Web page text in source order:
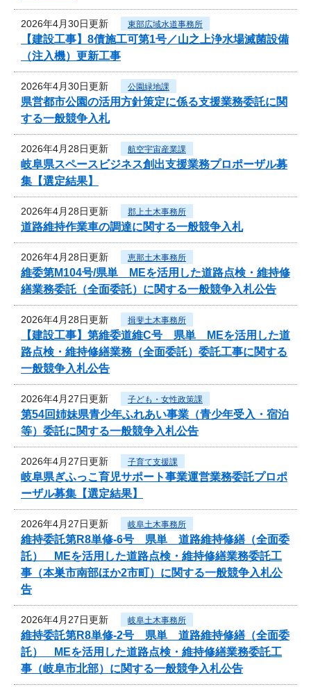
2026年4月30日更新 東部広域水道事務所
【建設工事】8債施工可第1号／山之上浄水場滅菌設備
（注入機）更新工事
2026年4月30日更新 公園緑地課
県営都市公園の活用方針策定に係る支援業務委託に関
する一般競争入札
2026年4月28日更新 航空宇宙産業課
岐阜県スペースビジネス創出支援業務プロポーザル募
集【選定結果】
2026年4月28日更新 郡上土木事務所
道路維持作業車の調達に関する一般競争入札
2026年4月28日更新 恵那土木事務所
維委第M104号/県単 MEを活用した道路点検・維持修
繕業務委託（全面委託）に関する一般競争入札公告
2026年4月28日更新 揖斐土木事務所
【建設工事】第維委道維C号 県単 MEを活用した道
路点検・維持修繕業務（全面委託）委託工事に関する
一般競争入札公告
2026年4月27日更新 子ども・女性政策課
第54回姉妹県青少年ふれあい事業（青少年受入・宿泊
等）委託に関する一般競争入札公告
2026年4月27日更新 子育て支援課
岐阜県ぎふっこ育児サポート事業運営業務委託プロポ
ーザル募集【選定結果】
2026年4月27日更新 岐阜土木事務所
維持委託第R8単修-6号 県単 道路維持修繕（全面委
託） MEを活用した道路点検・維持修繕業務委託工
事（本巣市南部ほか2市町）に関する一般競争入札公
告
2026年4月27日更新 岐阜土木事務所
維持委託第R8単修-2号 県単 道路維持修繕（全面委
託） MEを活用した道路点検・維持修繕業務委託工
事（岐阜市北部）に関する一般競争入札公告